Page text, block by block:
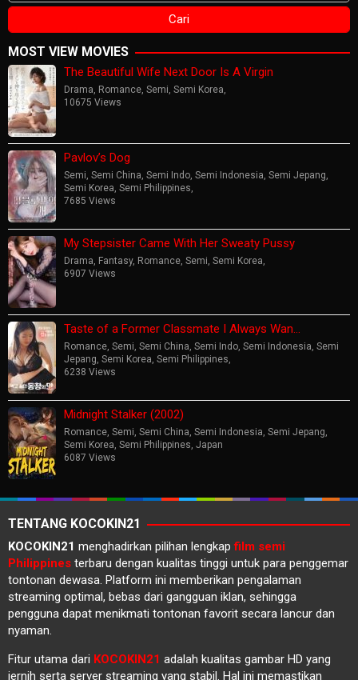
MOST VIEW MOVIES
The Beautiful Wife Next Door Is A Virgin
Drama, Romance, Semi, Semi Korea,
10675 Views
Pavlov’s Dog
Semi, Semi China, Semi Indo, Semi Indonesia, Semi Jepang,
Semi Korea, Semi Philippines,
7685 Views
My Stepsister Came With Her Sweaty Pussy
Drama, Fantasy, Romance, Semi, Semi Korea,
6907 Views
Taste of a Former Classmate I Always Wan…
Romance, Semi, Semi China, Semi Indo, Semi Indonesia, Semi
Jepang, Semi Korea, Semi Philippines,
6238 Views
Midnight Stalker (2002)
Romance, Semi, Semi China, Semi Indonesia, Semi Jepang,
Semi Korea, Semi Philippines, Japan
6087 Views
TENTANG KOCOKIN21
KOCOKIN21 menghadirkan pilihan lengkapfilm semi
Philippines terbaru dengan kualitas tinggi untuk para penggemar
tontonan dewasa. Platform ini memberikan pengalaman
streaming optimal, bebas dari gangguan iklan, sehingga
pengguna dapat menikmati tontonan favorit secara lancur dan
nyaman.
Fitur utama dari KOCOKIN21 adalah kualitas gambar HD yang
jernih serta server streaming yang stabil. Hal ini memastikan